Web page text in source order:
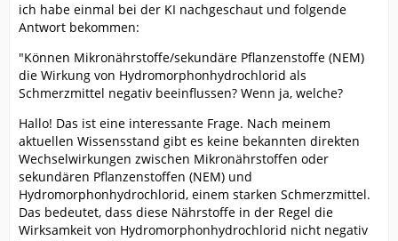
ich habe einmal bei der KI nachgeschaut und folgende
Antwort bekommen:
"Können Mikronährstoffe/sekundäre Pflanzenstoffe (NEM)
die Wirkung von Hydromorphonhydrochlorid als
Schmerzmittel negativ beeinflussen? Wenn ja, welche?
Hallo! Das ist eine interessante Frage. Nach meinem
aktuellen Wissensstand gibt es keine bekannten direkten
Wechselwirkungen zwischen Mikronährstoffen oder
sekundären Pflanzenstoffen (NEM) und
Hydromorphonhydrochlorid, einem starken Schmerzmittel.
Das bedeutet, dass diese Nährstoffe in der Regel die
Wirksamkeit von Hydromorphonhydrochlorid nicht negativ